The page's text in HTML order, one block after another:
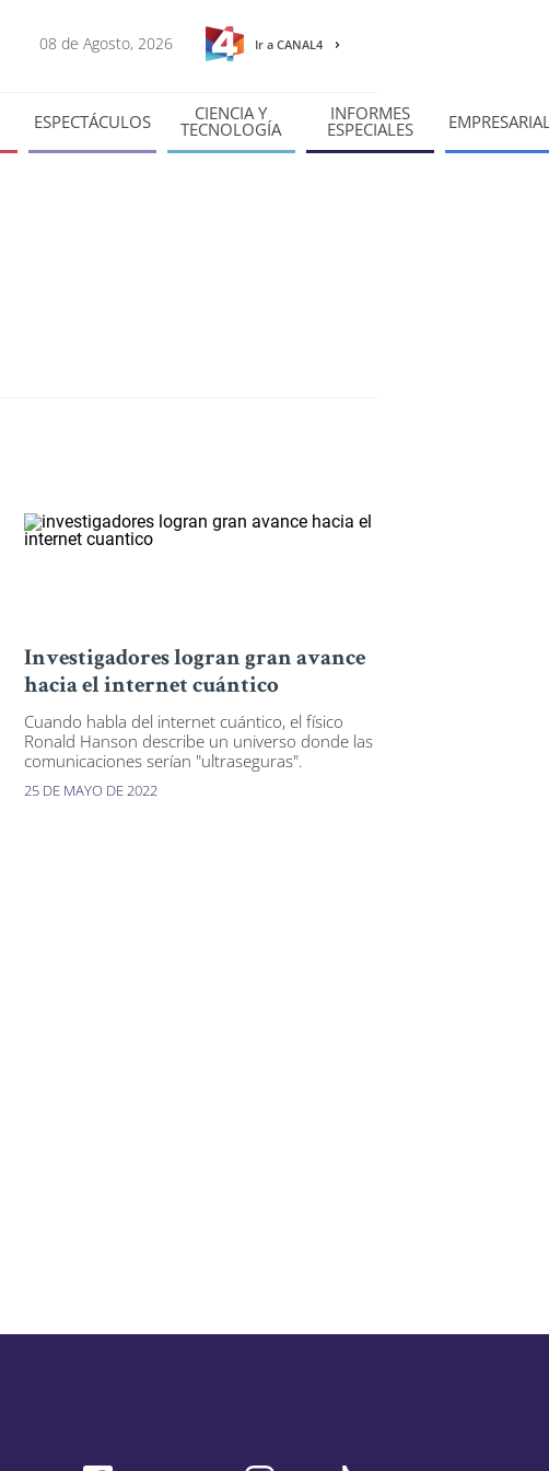
08 de Agosto, 2026 Ir a CANAL4
ESPECTÁCULOS CIENCIA Y
TECNOLOGÍA
INFORMES
ESPECIALES
Investigadores logran gran avance
hacia el internet cuántico
Cuando habla del internet cuántico, el físico
Ronald Hanson describe un universo donde las
comunicaciones serían "ultraseguras".
25 DE MAYO DE 2022